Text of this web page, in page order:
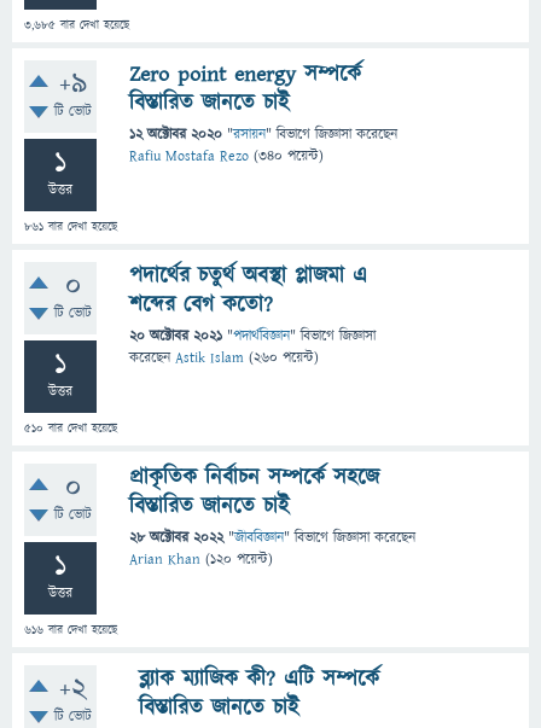
3,685 বার দেখা হয়েছে
+9
টি ভোট
1
উত্তর
861 বার দেখা হয়েছে
Zero point energy সম্পর্কে
বিস্তারিত জানতে চাই
12 অক্টোবর 2020 "রসায়ন" বিভাগে জিজ্ঞাসাকরেছেন
Rafiu Mostafa Rezo (340 পয়েন্ট)
0
টি ভোট
1
উত্তর
510 বার দেখা হয়েছে
পদার্থের চতুর্থ অবস্থা প্লাজমা এ
শব্দের বেগ কতো?
20 অক্টোবর 2021 "পদার্থবিজ্ঞান" বিভাগে জিজ্ঞাসা
করেছেনAstik Islam (260 পয়েন্ট)
0
টি ভোট
1
উত্তর
616 বার দেখা হয়েছে
প্রাকৃতিক নির্বাচন সম্পর্কে সহজে
বিস্তারিত জানতে চাই
28 অক্টোবর 2022 "জীববিজ্ঞান" বিভাগে জিজ্ঞাসাকরেছেন
Arian Khan (120 পয়েন্ট)
+2
টি ভোট
ব্ল্যাক ম্যাজিক কী? এটি সম্পর্কে
বিস্তারিত জানতে চাই